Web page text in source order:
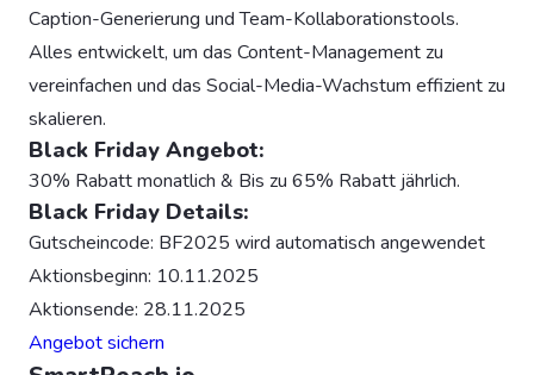
Caption-Generierung und Team-Kollaborationstools.
Alles entwickelt, um das Content-Management zu
vereinfachen und das Social-Media-Wachstum effizient zu
skalieren.
Black Friday Angebot:
30% Rabatt monatlich & Bis zu 65% Rabatt jährlich.
Black Friday Details:
Gutscheincode: BF2025 wird automatisch angewendet
Aktionsbeginn: 10.11.2025
Aktionsende: 28.11.2025
Angebot sichern